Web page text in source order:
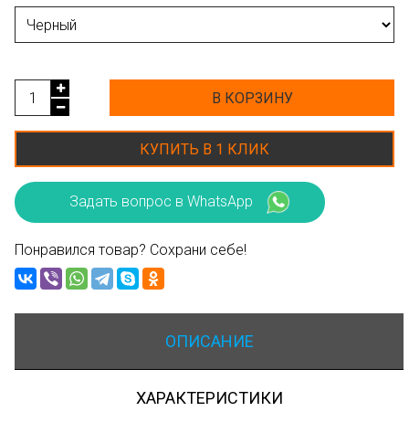
В КОРЗИНУ
КУПИТЬ В 1 КЛИК
Задать вопрос в WhatsApp
Понравился товар? Сохрани себе!
ОПИСАНИЕ
ХАРАКТЕРИСТИКИ